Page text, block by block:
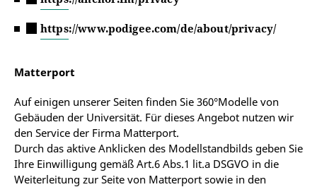
https://www.podigee.com/de/about/privacy/
Matterport
Auf einigen unserer Seiten finden Sie 360°Modelle von
Gebäuden der Universität. Für dieses Angebot nutzen wir
den Service der Firma Matterport.
Durch das aktive Anklicken des Modellstandbilds geben Sie
Ihre Einwilligung gemäß Art.6 Abs.1 lit.a DSGVO in die
Weiterleitung zur Seite von Matterport sowie in den